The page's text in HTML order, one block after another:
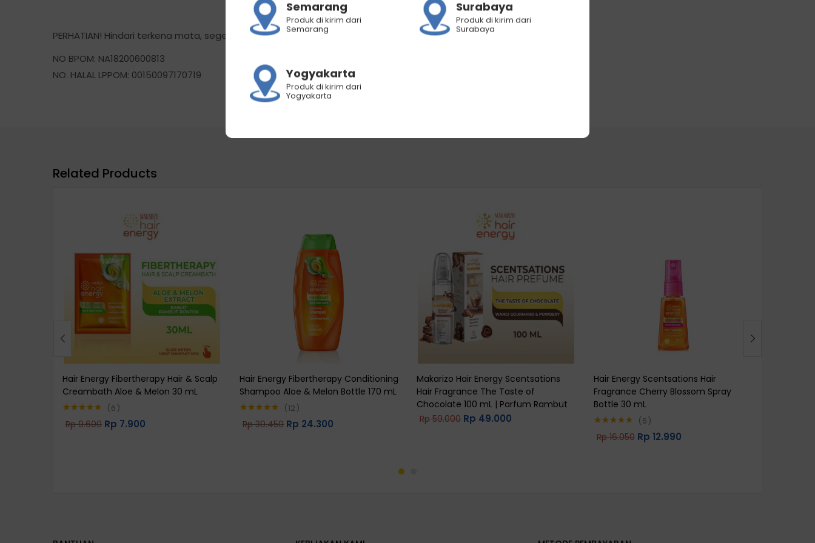
PERHATIAN! Hindari terkena mata, segera bilas dengan air hingga mata tidak terasa perih.
NO BPOM: NA18200600813
NO. HALAL LPPOM: 00150097170719
Related Products
Hair Energy Fibertherapy Hair & Scalp
Creambath Aloe & Melon 30 mL
Rated5.00
6
Rp9.600 Rp 7.900
Hair Energy Fibertherapy Conditioning
Shampoo Aloe & Melon Bottle 170 mL
Rated4.75
12
Rp30.450 Rp 24.300
Makarizo Hair Energy Scentsations
Hair Fragrance The Taste of
Chocolate 100 mL | Parfum Rambut
Rp59.000 Rp 49.000
Hair Energy Scentsations Hair
Fragrance Cherry Blossom Spray
Bottle 30 mL
Rated4.83
6
Rp16.050 Rp 12.990
Semarang
Produk di kirim dari
Semarang
Surabaya
Produk di kirim dari
Surabaya
Yogyakarta
Produk di kirim dari
Yogyakarta